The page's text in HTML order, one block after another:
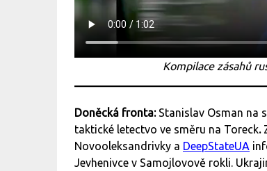
Kompilace zásahů
Doněcká fronta: Stanislav Osman na
taktické letectvo ve směru na Toreck.
Novooleksandrivky a DeepStateUA
Jevhenivce v Samojlovově rokli.